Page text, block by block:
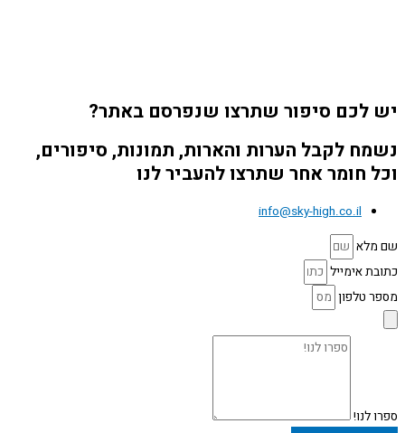
יש לכם סיפור שתרצו שנפרסם באתר?
נשמח לקבל הערות והארות, תמונות, סיפורים,
וכל חומר אחר שתרצו להעביר לנו
info@sky-high.co.il
שם מלא
כתובת אימייל
מספר טלפון
ספרו לנו!